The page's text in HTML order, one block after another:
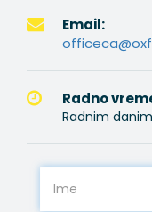
Email:
Radno
Radnim